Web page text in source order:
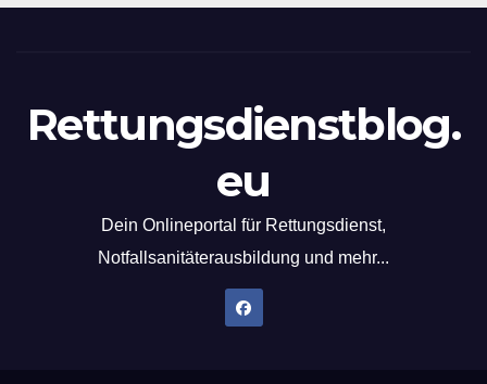
Rettungsdienstblog.
eu
Dein Onlineportal für Rettungsdienst,
Notfallsanitäterausbildung und mehr...